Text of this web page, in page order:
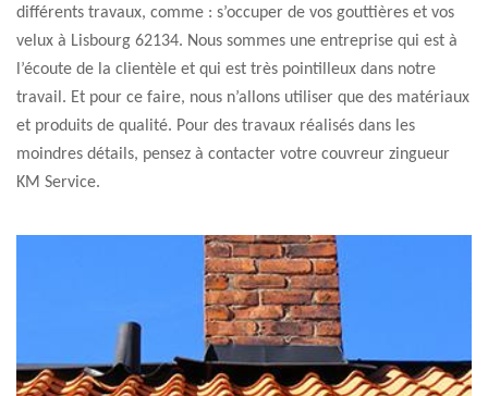
différents travaux, comme : s’occuper de vos gouttières et vos
velux à Lisbourg 62134. Nous sommes une entreprise qui est à
l’écoute de la clientèle et qui est très pointilleux dans notre
travail. Et pour ce faire, nous n’allons utiliser que des matériaux
et produits de qualité. Pour des travaux réalisés dans les
moindres détails, pensez à contacter votre couvreur zingueur
KM Service.